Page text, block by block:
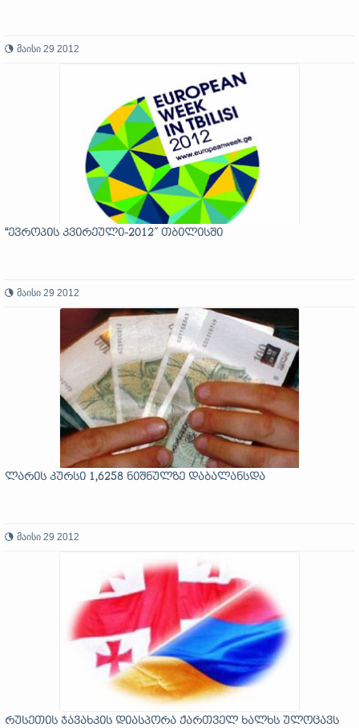
მაისი 29 2012
“ევროპის კვირეული-2012” თბილისში
მაისი 29 2012
ლარის კურსი 1,6258 ნიშნულზე დაბალანსდა
მაისი 29 2012
რუსეთის ჯავახკის დიასპორა ქართველ ხალხს ულოცავს